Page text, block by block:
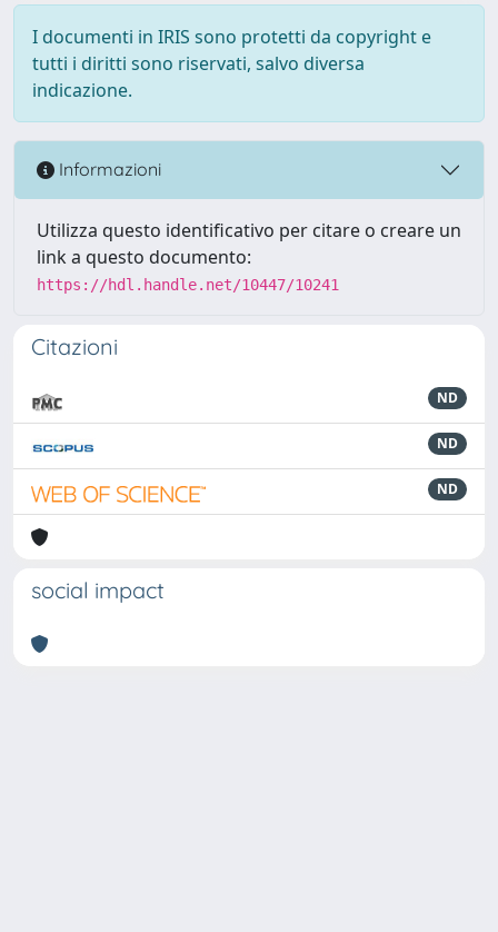
I documenti in IRIS sono protetti da copyright e
tutti i diritti sono riservati, salvo diversa
indicazione.
Informazioni
Utilizza questo identificativo per citare o creare un
link a questo documento:
https://hdl.handle.net/10447/10241
Citazioni
ND
ND
ND
social impact